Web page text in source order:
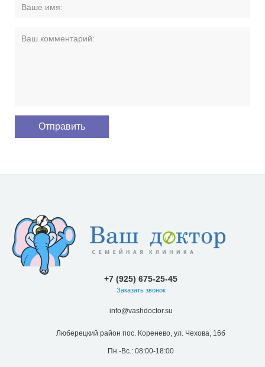
+7 (925) 675-25-45
Заказать звонок
info@vashdoctor.su
Люберецкий район пос. Коренево, ул. Чехова, 16б
Пн.-Вс.: 08:00-18:00